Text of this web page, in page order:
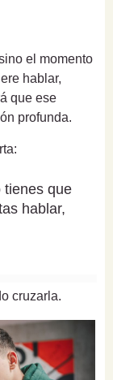
el momento
hablar,
que ese
profunda.
tienes que
hablar,
cruzarla.